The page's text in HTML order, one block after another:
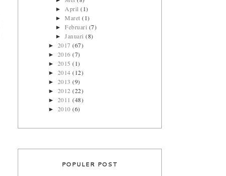
►April(1)
►Maret(1)
►Februari (7)
►Januari(8)
► 2017(67)
► 2016(7)
► 2015(1)
► 2014(12)
► 2013(9)
► 2012(22)
► 2011(48)
► 2010(6)
POPULER POST